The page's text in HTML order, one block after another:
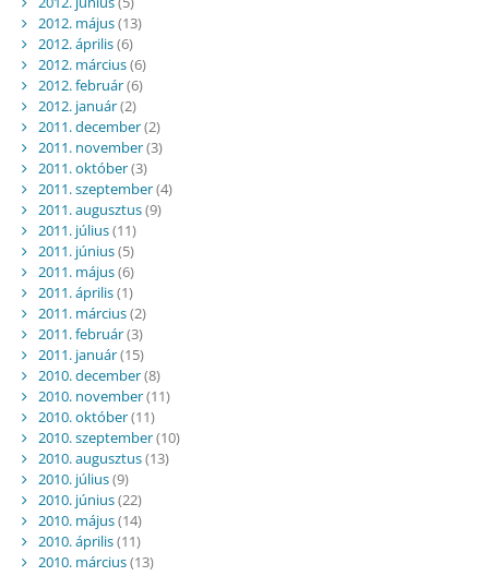
2012. május(13)
2012. április(6)
2012. március(6)
2012. február(6)
2012. január(2)
2011. december(2)
2011. november(3)
2011. október(3)
2011. szeptember(4)
2011. augusztus(9)
2011. július(11)
2011. június(5)
2011. május(6)
2011. április(1)
2011. március(2)
2011. február(3)
2011. január(15)
2010. december(8)
2010. november(11)
2010. október(11)
2010. szeptember(10)
2010. augusztus(13)
2010. július(9)
2010. június(22)
2010. május(14)
2010. április(11)
2010. március(13)